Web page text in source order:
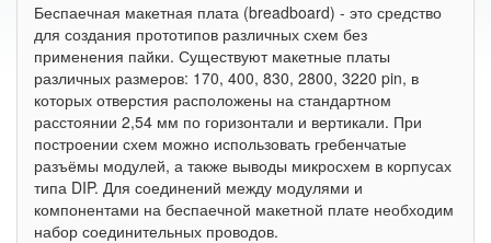
Беспаечная макетная плата (breadboard) - это средство
для создания прототипов различных схем без
применения пайки. Существуют макетные платы
различных размеров: 170, 400, 830, 2800, 3220 pin, в
которых отверстия расположены на стандартном
расстоянии 2,54 мм по горизонтали и вертикали. При
построении схем можно использовать гребенчатые
разъёмы модулей, а также выводы микросхем в корпусах
типа DIP. Для соединений между модулями и
компонентами на беспаечной макетной плате необходим
набор соединительных проводов.